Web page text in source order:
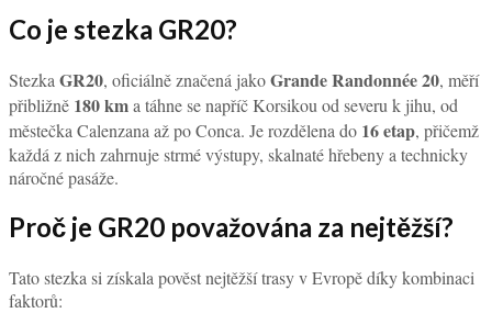
Co je stezka GR20?
Stezka GR20, oficiálně značená jakoGrande Randonnée 20, měří
přibližně 180 kma táhne se napříč Korsikou od severu k jihu, od
městečka Calenzana až po Conca. Je rozdělena do 16 etap, přičemž
každá z nich zahrnuje strmé výstupy, skalnaté hřebeny a technicky
náročné pasáže.
Proč je GR20 považována za nejtěžší?
Tato stezka si získala pověst nejtěžší trasy v Evropě díky kombinaci
faktorů: